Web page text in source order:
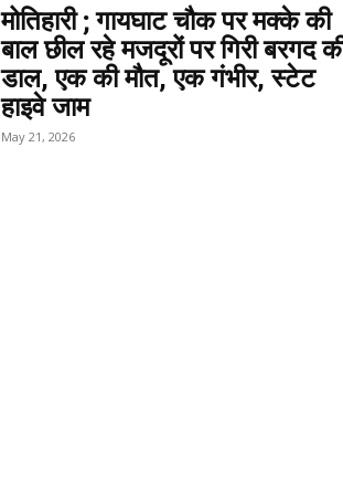
मोतिहारी ; गायघाट चौक पर मक्के की
बाल छील रहे मजदूरों पर गिरी बरगद
डाल, एक की मौत, एक गंभीर, स्टेट
हाइवे जाम
May 21, 2026